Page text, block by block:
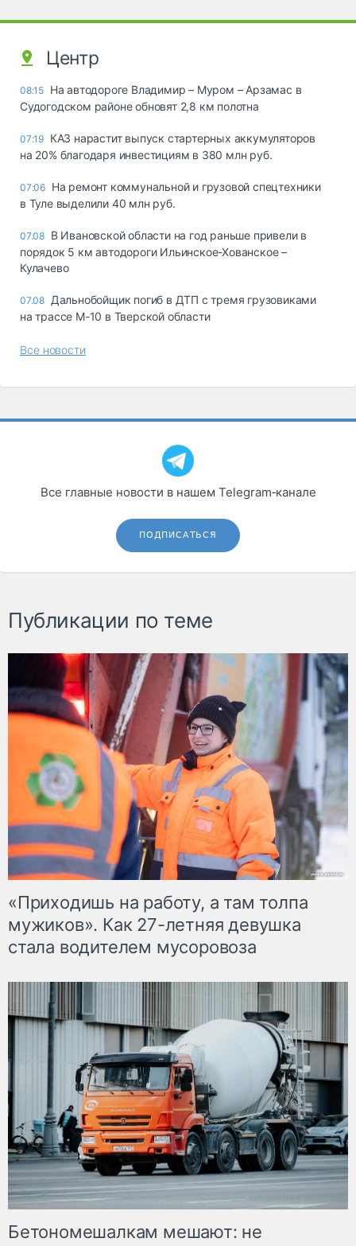
Центр
08:15 На автодороге Владимир – Муром – Арзамас в
Судогодском районе обновят 2,8 км полотна
07:19 КАЗ нарастит выпуск стартерных аккумуляторов
на 20% благодаря инвестициям в 380 млн руб.
07:06 На ремонт коммунальной и грузовой спецтехники
в Туле выделили 40 млн руб.
07.08 В Ивановской области на год раньше привели в
порядок 5 км автодороги Ильинское-Хованское –
Кулачево
07.08 Дальнобойщик погиб в ДТП с тремя грузовиками
на трассе М-10 в Тверской области
Все новости
Все главные новости в нашем Telegram‑канале
ПОДПИСАТЬСЯ
Публикации по теме
«Приходишь на работу, а там толпа
мужиков». Как 27-летняя девушка
стала водителем мусоровоза
Бетономешалкам мешают: не